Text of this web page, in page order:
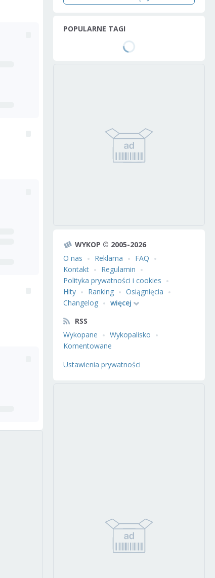
POPULARNE TAGI
WYKOP © 2005-2026
O nas
Reklama
FAQ
Kontakt
Regulamin
Polityka prywatności i cookies
Hity
Ranking
Osiągnięcia
Changelog
więcej
RSS
Wykopane
Wykopalisko
Komentowane
Ustawienia prywatności